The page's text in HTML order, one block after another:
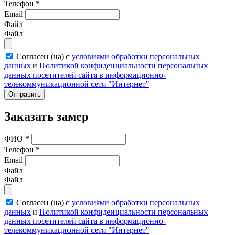
Телефон *
Email
Файл
Файл
Согласен (на) с условиями обработки персональных
данных и Политикой конфиденциальности персональных
данных посетителей сайта в информационно-
телекоммуникационной сети "Интернет"
Отправить
Заказать замер
ФИО *
Телефон *
Email
Файл
Файл
Согласен (на) с условиями обработки персональных
данных и Политикой конфиденциальности персональных
данных посетителей сайта в информационно-
телекоммуникационной сети "Интернет"